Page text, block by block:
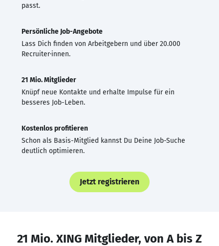
passt.
Persönliche Job-Angebote
Lass Dich finden von Arbeitgebern und über 20.000
Recruiter·innen.
21 Mio. Mitglieder
Knüpf neue Kontakte und erhalte Impulse für ein
besseres Job-Leben.
Kostenlos profitieren
Schon als Basis-Mitglied kannst Du Deine Job-Suche
deutlich optimieren.
Jetzt registrieren
21 Mio. XING Mitglieder, von A bis Z